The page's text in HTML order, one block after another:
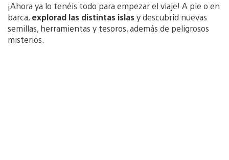
¡Ahora ya lo tenéis todo para empezar el viaje! A pie o en
barca, explorad las distintas islasy descubrid nuevas
semillas, herramientas y tesoros, además de peligrosos
misterios.